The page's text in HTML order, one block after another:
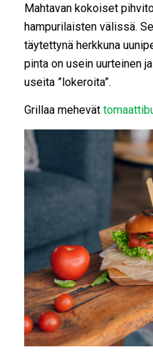
Mahtavan kokoiset
hampurilaisten välissä.
täytettynä herkkuna
pinta on usein uurteinen
useita ”lokeroita”.
Grillaa mehevät